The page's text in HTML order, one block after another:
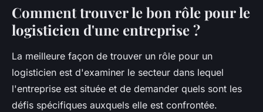
Comment trouver le bon rôle pour le
logisticien d'une entreprise ?
La meilleure façon de trouver un rôle pour un
logisticien est d'examiner le secteur dans lequel
l'entreprise est située et de demander quels sont les
défis spécifiques auxquels elle est confrontée.